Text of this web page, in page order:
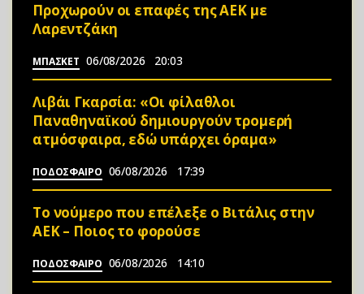
Προχωρούν οι επαφές της ΑΕΚ με
Λαρεντζάκη
ΜΠΑΣΚΕΤ 06/08/2026 20:03
Λιβάι Γκαρσία: «Οι φίλαθλοι
Παναθηναϊκού δημιουργούν τρομερή
ατμόσφαιρα, εδώ υπάρχει όραμα»
ΠΟΔΟΣΦΑΙΡΟ 06/08/2026 17:39
Το νούμερο που επέλεξε ο Βιτάλις στην
ΑΕΚ – Ποιος το φορούσε
ΠΟΔΟΣΦΑΙΡΟ 06/08/2026 14:10